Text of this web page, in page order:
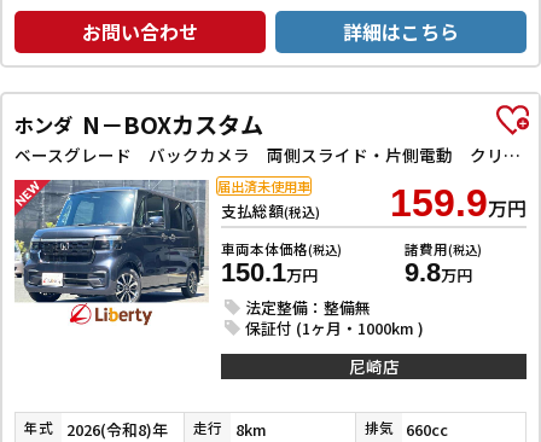
お問い合わせ 詳細はこちら
ホンダ N－BOXカスタム
ベースグレード バックカメラ 両側スライド・片側電動 クリアランスソナー レーンアシスト オートライト スマートキー 電動格納ミラー CVT ESC USB チップアップシート アルミホイール エアコン
支払総額(税込) 159.9万円
車両本体価格(税込)
150.1万円
諸費用(税込)
9.8万円
法定整備：整備無
保証付 (1ヶ月・1000km )
届出済未使用車
尼崎店
年式 2026(令和8)年 走行 8km 排気 660cc